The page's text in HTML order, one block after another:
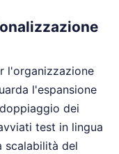
l'organizzazione
l'espansione
dei
test in lingua
scalabilità del